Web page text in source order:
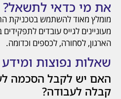
את מי כדאי לתשאל?
מומלץ מאוד להשתמש בטכניקת
מעוניינים לגייס עובדים
הארגון, לסחורה, לכספים וכדומה.
שאלות נפוצות
האם יש לקבל הסכמה
קבלה לעבודה?